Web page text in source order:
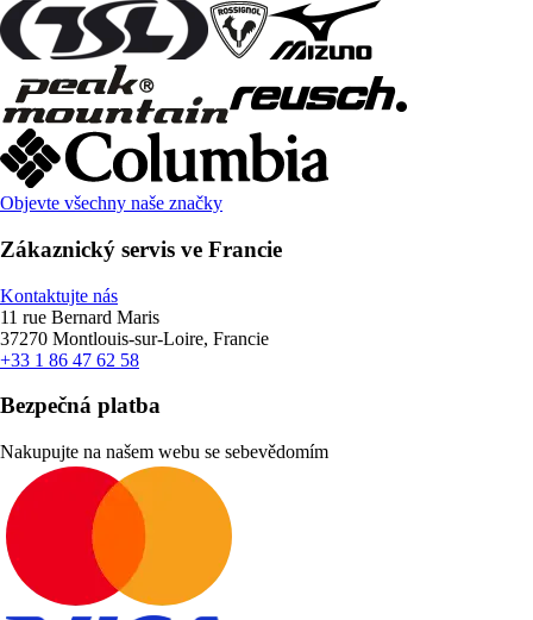
Objevte všechny naše značky
Zákaznický servis ve Francie
Kontaktujte nás
11 rue Bernard Maris
37270 Montlouis-sur-Loire, Francie
+33 1 86 47 62 58
Bezpečná platba
Nakupujte na našem webu se sebevědomím